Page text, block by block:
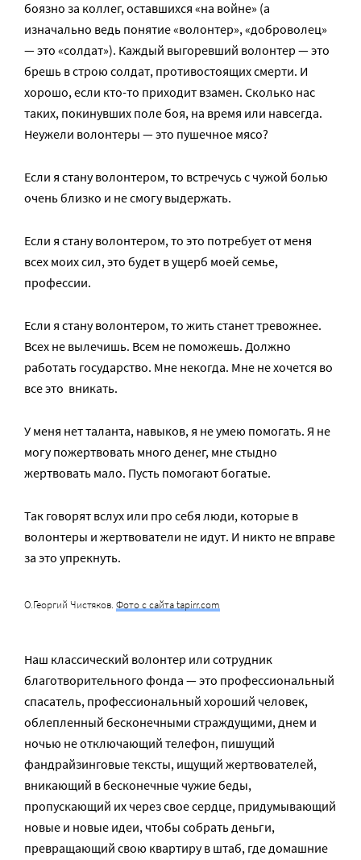
боязно за коллег, оставшихся «на войне» (а
изначально ведь понятие «волонтер», «доброволец»
— это «солдат»). Каждый выгоревший волонтер — это
брешь в строю солдат, противостоящих смерти. И
хорошо, если кто-то приходит взамен. Сколько нас
таких, покинувших поле боя, на время или навсегда.
Неужели волонтеры — это пушечное мясо?
Если я стану волонтером, то встречусь с чужой болью
очень близко и не смогу выдержать.
Если я стану волонтером, то это потребует от меня
всех моих сил, это будет в ущерб моей семье,
профессии.
Если я стану волонтером, то жить станет тревожнее.
Всех не вылечишь. Всем не поможешь. Должно
работать государство. Мне некогда. Мне не хочется во
все это вникать.
У меня нет таланта, навыков, я не умею помогать. Я не
могу пожертвовать много денег, мне стыдно
жертвовать мало. Пусть помогают богатые.
Так говорят вслух или про себя люди, которые в
волонтеры и жертвователи не идут. И никто не вправе
за это упрекнуть.
О.Георгий Чистяков. Фото с сайта tapirr.com
Наш классический волонтер или сотрудник
благотворительного фонда — это профессиональный
спасатель, профессиональный хороший человек,
облепленный бесконечными страждущими, днем и
ночью не отключающий телефон, пишущий
фандрайзинговые тексты, ищущий жертвователей,
вникающий в бесконечные чужие беды,
пропускающий их через свое сердце, придумывающий
новые и новые идеи, чтобы собрать деньги,
превращающий свою квартиру в штаб, где домашние